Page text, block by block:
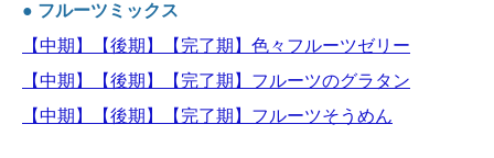
● フルーツミックス
【中期】【後期】【完了期】色々フルーツゼリー
【中期】【後期】【完了期】フルーツのグラタン
【中期】【後期】【完了期】フルーツそうめん